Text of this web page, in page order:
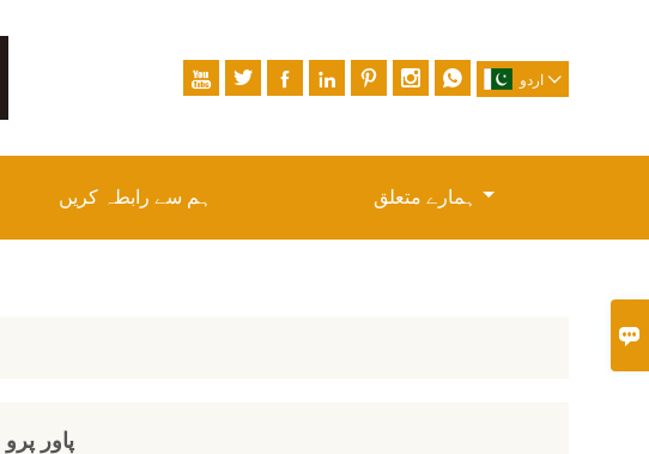

       اردو 
ہم سے رابطہ کریں ہمارے متعلق
پاور